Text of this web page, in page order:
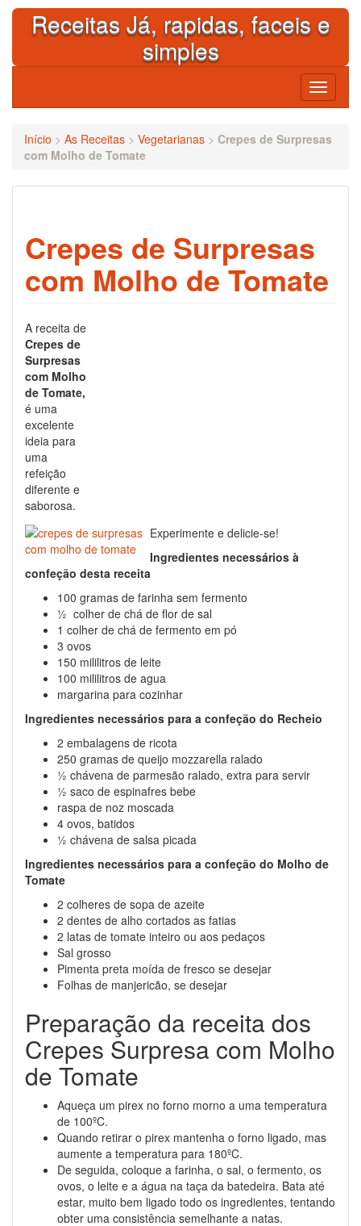
Skip
contentReceitas Já, rapidas, faceis e
simples
Toggle
Início > As Receitas > Vegetarianas > Crepes de Surpresas
com Molho de Tomate
Crepes de Surpresas
com Molho de Tomate
A receita de
Crepes de
Surpresas
com Molho
de Tomate,
é uma
excelente
ideia para
uma
refeição
diferente e
saborosa.
Experimente e delicie-se!
Ingredientes necessários à
confeção desta receita
100 gramas de farinha sem fermento
½ colher de chá de flor de sal
1 colher de chá de fermento em pó
3 ovos
150 mililitros de leite
100 mililitros de agua
margarina para cozinhar
Ingredientes necessários para a confeção do Recheio
2 embalagens de ricota
250 gramas de queijo mozzarella ralado
½ chávena de parmesão ralado, extra para servir
½ saco de espinafres bebe
raspa de noz moscada
4 ovos, batidos
½ chávena de salsa picada
Ingredientes necessários para a confeção do Molho de
Tomate
2 colheres de sopa de azeite
2 dentes de alho cortados as fatias
2 latas de tomate inteiro ou aos pedaços
Sal grosso
Pimenta preta moída de fresco se desejar
Folhas de manjericão, se desejar
Preparação da receita dos
Crepes Surpresa com Molho
de Tomate
Aqueça um pirex no forno morno a uma temperatura
de 100ºC.
Quando retirar o pirex mantenha o forno ligado, mas
aumente a temperatura para 180ºC.
De seguida, coloque a farinha, o sal, o fermento, os
ovos, o leite e a água na taça da batedeira. Bata até
estar, muito bem ligado todo os ingredientes, tentando
obter uma consistência semelhante a natas.